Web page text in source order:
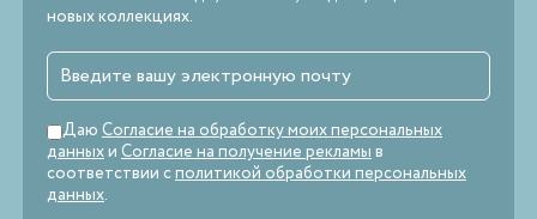
новых коллекциях.
Даю Согласие на обработку моих персональных
данныхи Согласие на получение рекламыв
соответствии сполитикой обработки персональных
данных.